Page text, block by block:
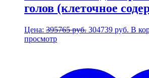
голов (клеточное
Цена: 395765руб. Первоначальная
304739 руб. В
просмотр